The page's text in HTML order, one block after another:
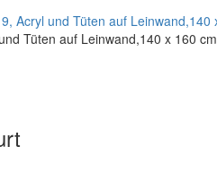
Tüten auf Leinwand,140 x 160 cm